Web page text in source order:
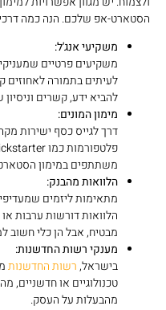
הסטארט-אפ שלכם. הנה כמה
משקיעי אנג'ל:
משקיעים פרטיים
לעיתים בתמורה לאחוזים
להביא ידע, קשרים
מימון המונים:
דרך לגייס כסף ישירות
משתתפים במימון
הלוואות מהבנק:
מתאימות ליזמים
הלוואות דורשות ערבות
מבטיח, אבל הן כלי חשוב
מענקי רשות החדשנות:
בישראל,רשות החדשנות
טכנולוגיים או חדשניים,
מהבעלות על העסק.